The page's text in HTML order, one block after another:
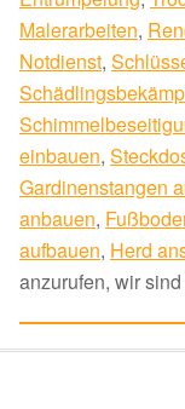
Malerarbeiten,
Notdienst,
einbauen,
Gardinenstangen
anbauen,
aufbauen, Herd
anzurufen, wir